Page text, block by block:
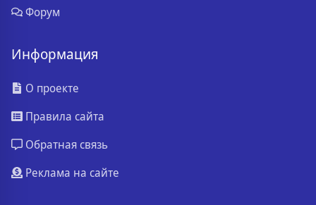
Форум
Информация
О проекте
Правила сайта
Обратная связь
Реклама на сайте